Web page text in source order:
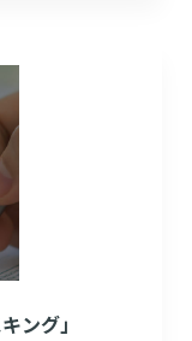
ング」